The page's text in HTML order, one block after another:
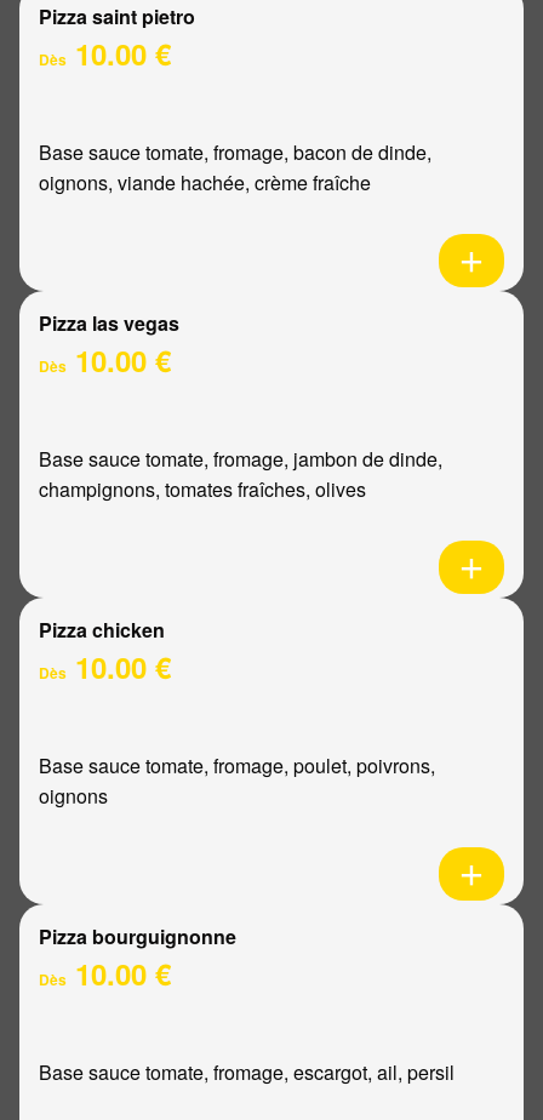
Pizza saint pietro
Dès 10.00 €
Base sauce tomate, fromage, bacon de dinde,
oignons, viande hachée, crème fraîche
Pizza las vegas
Dès 10.00 €
Base sauce tomate, fromage, jambon de dinde,
champignons, tomates fraîches, olives
Pizza chicken
Dès 10.00 €
Base sauce tomate, fromage, poulet, poivrons,
oignons
Pizza bourguignonne
Dès 10.00 €
Base sauce tomate, fromage, escargot, ail, persil